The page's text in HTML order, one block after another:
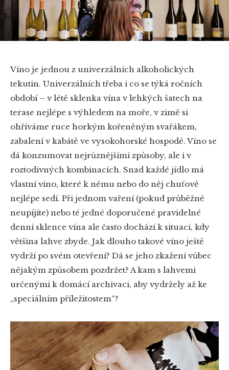
Víno je jednou z univerzálních alkoholických
tekutin. Univerzálních třeba i co se týká ročních
období – v létě sklenka vína v lehkých šatech na
terase nejlépe s výhledem na moře, v zimě si
ohříváme ruce horkým kořeněným svařákem,
zabalení v kabátě ve vysokohorské hospodě. Víno se
dá konzumovat nejrůznějšími způsoby, ale i v
roztodivných kombinacích. Snad každé jídlo má
vlastní víno, které k němu nebo do něj chuťově
nejlépe sedí. Při jednom vaření (pokud průběžně
neupíjíte) nebo té jedné doporučené pravidelné
denní sklence vína ale často dochází k situaci, kdy
většina lahve zbyde. Jak dlouho takové víno ještě
vydrží po svém otevření? Dá se jeho zkažení vůbec
nějakým způsobem pozdržet? A kam s lahvemi
určenými k domácí archivaci, aby vydržely až ke
„speciálním příležitostem“?